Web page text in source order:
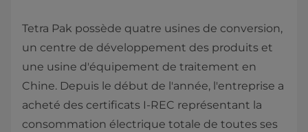
Tetra Pak possède quatre usines de conversion,
un centre de développement des produits et
une usine d'équipement de traitement en
Chine. Depuis le début de l'année, l'entreprise a
acheté des certificats I-REC représentant la
consommation électrique totale de toutes ses